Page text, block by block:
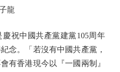
龍
祝中國共產黨建黨105周年
念。「若沒有中國共產黨，
有香港現今以『一國兩制』